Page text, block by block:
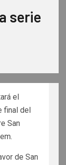
serie
el
final del
San
de San